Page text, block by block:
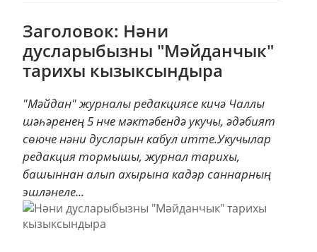
Заголовок: Нәни
дусларыбызны "Мәйданчык"
тарихы кызыксындыра
"Мәйдан" журналы редакциясе кичә Чаллы
шәһәренең 5 нче мәктәбендә укучы, әдәбият
сөюче нәни дусларын кабул итте.Укучылар
редакция тормышы, журнал тарихы,
башыннан алып ахырына кадәр саннарның
эшләнеле...